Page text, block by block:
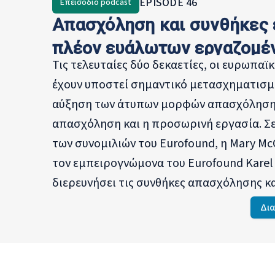
Κοσσυφοπεδίου,
επικοινωνίας για την
Ανασυγκρότησης στη
καθήκοντα
2003.
Επεισόδιο podcast
Απασχόληση και συνθήκες
πλέον ευάλωτων
Τις τελευταίες δύο δεκαετίες, οι
έχουν υποστεί σημαντικό
αύξηση των άτυπων μορφών
απασχόληση και η προσωρινή εργασία.
των συνομιλιών του Eurofound, η Mary
τον εμπειρογνώμονα του Eurofound Karel
διερευνήσει τις συνθήκες απασχόλησης